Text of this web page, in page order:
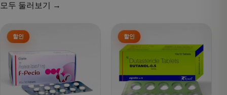
모두 둘러보기 →
여러 상품 옵션이 이 상품에 있습니다. 상품 페이지에서 옵션
여러 상품 옵션이 이 상품에